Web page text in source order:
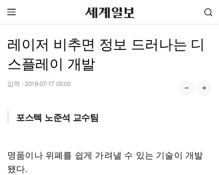
레이저 비추면 정보 드러나는 디
스플레이 개발
입력 : 2018-07-17 03:00
포스텍 노준석 교수팀
명품이나 위폐를 쉽게 가려낼 수 있는 기술이 개발
됐다.